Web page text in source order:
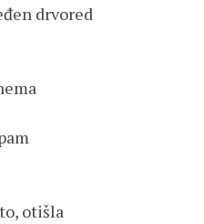
drvored
otišla